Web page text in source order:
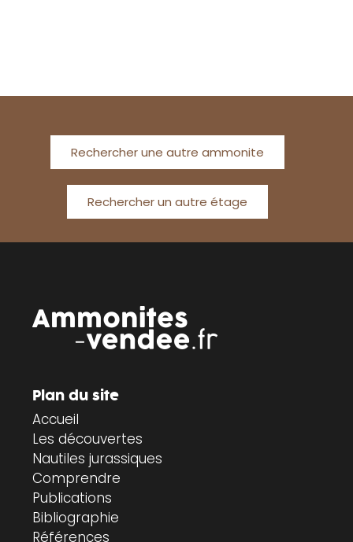
Rechercher une autre ammonite
Rechercher un autre étage
Plan du site
Accueil
Les découvertes
Nautiles jurassiques
Comprendre
Publications
Bibliographie
Références